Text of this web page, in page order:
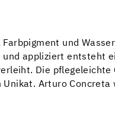
und
und appliziert entsteht
Die pflegeleichte
Arturo